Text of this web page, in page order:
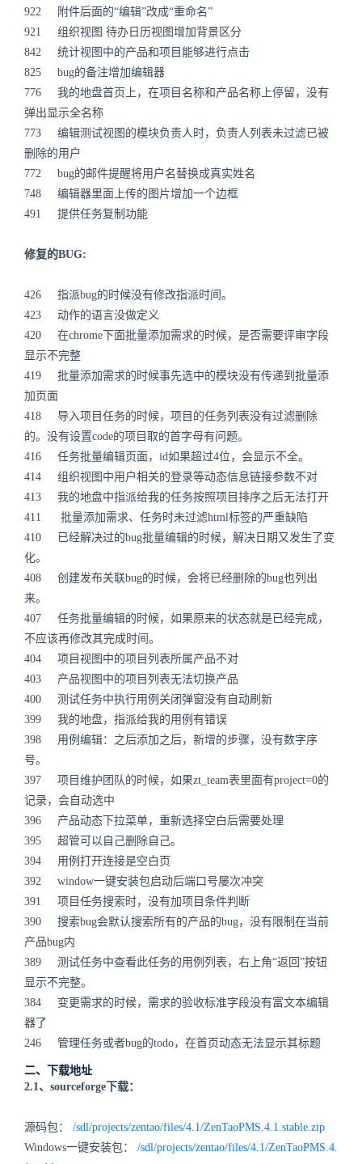
922 附件后面的“编辑”改成“重命名”
921 组织视图 待办日历视图增加背景区分
842 统计视图中的产品和项目能够进行点击
825 bug的备注增加编辑器
776 我的地盘首页上，在项目名称和产品名称上停留，没有
弹出显示全名称
773 编辑测试视图的模块负责人时，负责人列表未过滤已被
删除的用户
772 bug的邮件提醒将用户名替换成真实姓名
748 编辑器里面上传的图片增加一个边框
491 提供任务复制功能
修复的BUG:
426 指派bug的时候没有修改指派时间。
423 动作的语言没做定义
420 在chrome下面批量添加需求的时候，是否需要评审字段
显示不完整
419 批量添加需求的时候事先选中的模块没有传递到批量添
加页面
418 导入项目任务的时候，项目的任务列表没有过滤删除
的。没有设置code的项目取的首字母有问题。
416 任务批量编辑页面，id如果超过4位，会显示不全。
414 组织视图中用户相关的登录等动态信息链接参数不对
413 我的地盘中指派给我的任务按照项目排序之后无法打开
411 批量添加需求、任务时未过滤html标签的严重缺陷
410 已经解决过的bug批量编辑的时候，解决日期又发生了变
化。
408 创建发布关联bug的时候，会将已经删除的bug也列出
来。
407 任务批量编辑的时候，如果原来的状态就是已经完成，
不应该再修改其完成时间。
404 项目视图中的项目列表所属产品不对
403 产品视图中的项目列表无法切换产品
400 测试任务中执行用例关闭弹窗没有自动刷新
399 我的地盘，指派给我的用例有错误
398 用例编辑：之后添加之后，新增的步骤，没有数字序
号。
397 项目维护团队的时候，如果zt_team表里面有project=0的
记录，会自动选中
396 产品动态下拉菜单，重新选择空白后需要处理
395 超管可以自己删除自己。
394 用例打开连接是空白页
392 window一键安装包启动后端口号屡次冲突
391 项目任务搜索时，没有加项目条件判断
390 搜索bug会默认搜索所有的产品的bug，没有限制在当前
产品bug内
389 测试任务中查看此任务的用例列表，右上角“返回”按钮
显示不完整。
384 变更需求的时候，需求的验收标准字段没有富文本编辑
器了
246 管理任务或者bug的todo，在首页动态无法显示其标题
二、下载地址
2.1、sourceforge下载：
源码包： /sdl/projects/zentao/files/4.1/ZenTaoPMS.4.1.stable.zip
Windows一键安装包： /sdl/projects/zentao/files/4.1/ZenTaoPMS.4.